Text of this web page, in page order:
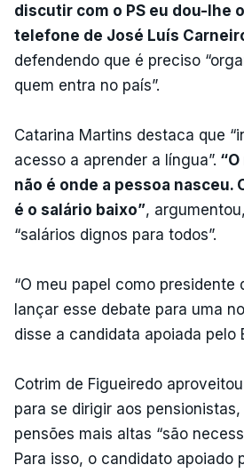
discutir com o PS eu dou-lhe
telefone de José Luís
defendendo que é preciso
quem entra no país”.
Catarina Martins destaca que
acesso a aprender a língua”.
não é onde a pessoa nasceu.
é o salário baixo”,
“salários dignos para todos”.
“O meu papel como presidente
lançar esse debate para uma
disse a candidata apoiada pelo
Cotrim de Figueiredo
para se dirigir aos
pensões mais altas “são
Para isso, o candidato apoiado